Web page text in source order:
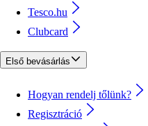
Tesco.hu
Clubcard
Első bevásárlás
Hogyan rendelj tőlünk?
Regisztráció